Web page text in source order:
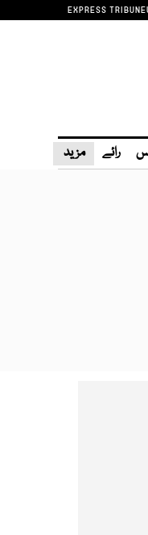
EXPRESS TRIBUNE
رائے مزید